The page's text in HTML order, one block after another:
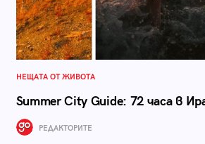
НЕЩАТА ОТ ЖИВОТА
Summer City Guide: 72 часа в
РЕДАКТОРИТЕ